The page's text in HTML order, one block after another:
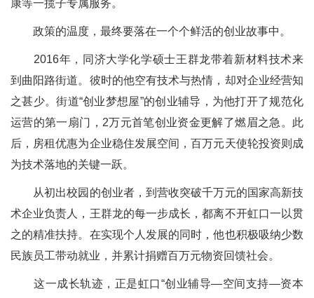
康等一揽子专属服务。
政策的温度，最终要落在一个个鲜活的创业故事中。
2016年，同济大学化学硕士王群龙带着新材料技术来
到曲阳路街道。彼时的他空有技术与热情，却对企业经营知
之甚少。街道“创业梦想屋”的创业辅导，为他打开了规范化
运营的第一扇门，2万元首笔创业资金更解了燃眉之急。此
后，房租优惠为企业稳住发展空间，百万元天使轮投资则成
为技术落地的关键一跃。
从初出校园的创业者，到营收突破千万元的国家高新技
术企业负责人，王群龙的每一步成长，都离不开虹口一以贯
之的精准扶持。在实现个人发展的同时，他也积极吸纳少数
民族员工带动就业，并累计捐赠百万元物资回馈社会。
这一成长轨迹，正是虹口“创业辅导—空间支持—资本